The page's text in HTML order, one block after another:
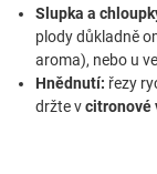
Slupka a
plody důkladně
aroma), nebo u
Hnědnutí: řezy
držte vcitronové